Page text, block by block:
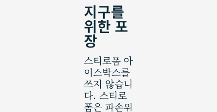
지구를
위한 포
장
스티로폼 아
이스박스를
쓰지 않습니
다. 스티로
폼은 파손위